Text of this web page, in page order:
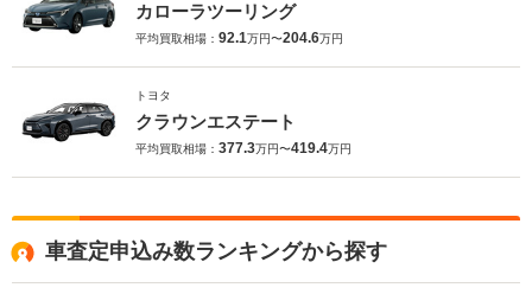
カローラツーリング
平均買取相場： 92.1万円〜204.6万円
トヨタ
クラウンエステート
平均買取相場： 377.3万円〜419.4万円
車査定申込み数ランキングから探す